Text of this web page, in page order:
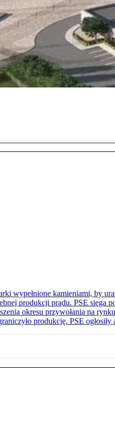
wypełnione kamieniami, by
produkcji prądu. PSE sięga
okresu przywołania na
produkcję. PSE ogłosiły